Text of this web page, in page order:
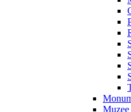
Muzee